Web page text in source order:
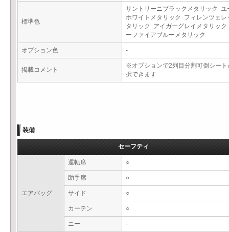
標準色
サントリーニブラックメタリック ユ
ホワイトメタリック フィレンツェレ
タリック アイガーグレイメタリッ
ーファイアブルーメタリック
オプション色 -
掲載コメント
※オプションで2列目分割可倒シート
択できます
装備
セーフティ
エアバッグ
運転席 ○
助手席 ○
サイド ○
カーテン ○
ニー -